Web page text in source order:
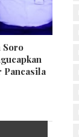
Soro
Pancasila